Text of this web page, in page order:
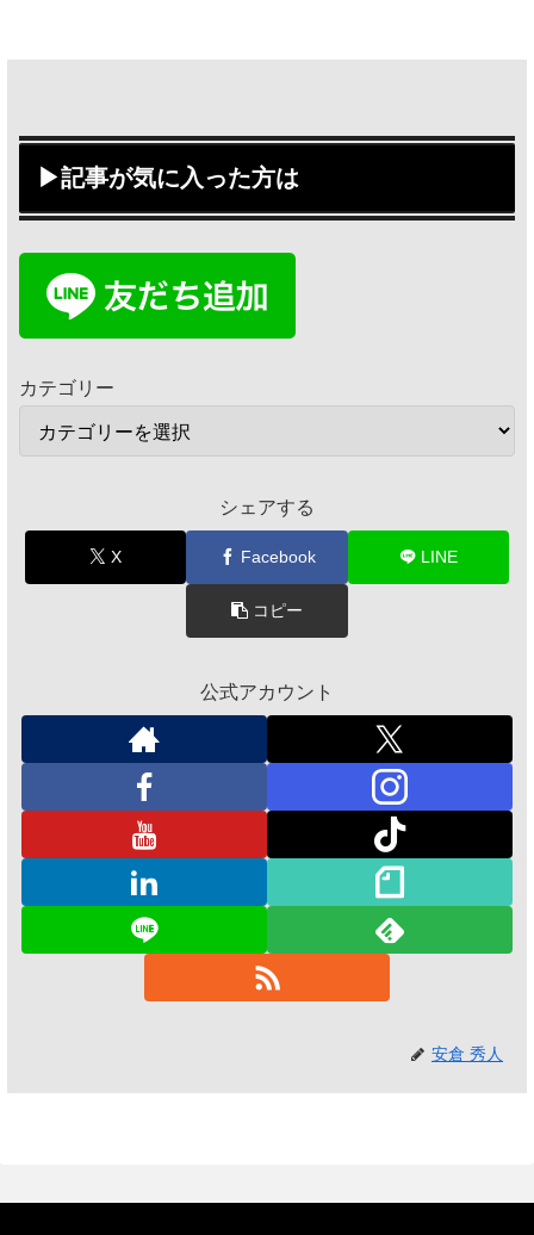
▶記事が気に入った方は
カテゴリー
シェアする
X Facebook LINE
コピー
公式アカウント
安倉 秀人